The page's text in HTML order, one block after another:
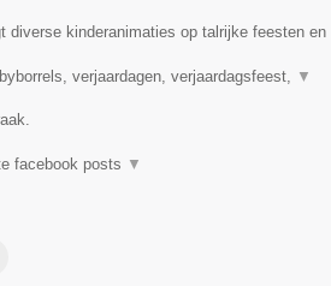
diverse kinderanimaties op talrijke feesten en
verjaardagen, verjaardagsfeest, ▼
facebook posts ▼